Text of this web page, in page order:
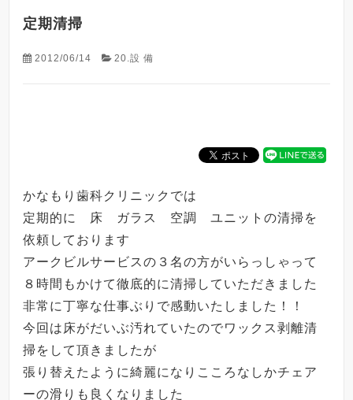
定期清掃
2012/06/14 20.設 備
かなもり歯科クリニックでは
定期的に 床 ガラス 空調 ユニットの清掃を
依頼しております
アークビルサービスの３名の方がいらっしゃって
８時間もかけて徹底的に清掃していただきました
非常に丁寧な仕事ぶりで感動いたしました！！
今回は床がだいぶ汚れていたのでワックス剥離清
掃をして頂きましたが
張り替えたように綺麗になりこころなしかチェア
ーの滑りも良くなりました